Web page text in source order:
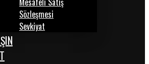
Sözleşmesi
Sevkiyat